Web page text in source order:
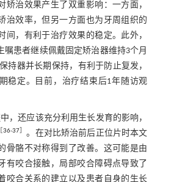
矫治效果产生了双重影响：一方面，
治效率，但另一方面也为牙周组织的
间，有利于治疗效果的稳定。此外，
嘱患者继续佩戴固定矫治器维持3个月
持器并长期保持，有利于防止复发，
稳定。目前，治疗结束后1年随访观
，还应该充分利用生长发育的影响，
［36-37
。在对比矫治前后正位片时本文
骨骼不对称得到了改善。这可能是由
有咬合接触，局部咬合障碍点导致了
咬合关系的建立以及患者自身的生长